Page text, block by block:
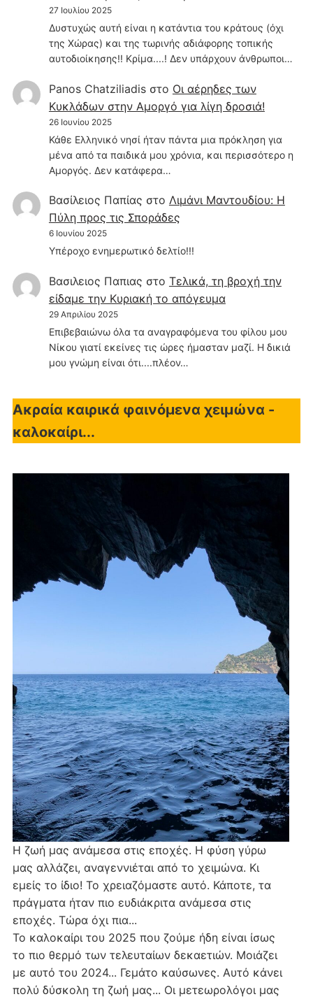
27 Ιουλίου 2025
Δυστυχώς αυτή είναι η κατάντια του κράτους (όχι
της Χώρας) και της τωρινής αδιάφορης τοπικής
αυτοδιοίκησης!! Κρίμα....! Δεν υπάρχουν άνθρωποι…
Panos Chatziliadisστο Οι αέρηδες των
Κυκλάδων στην Αμοργό για λίγη δροσιά!
26 Ιουνίου 2025
Κάθε Ελληνικό νησί ήταν πάντα μια πρόκληση για
μένα από τα παιδικά μου χρόνια, και περισσότερο η
Αμοργός. Δεν κατάφερα…
Βασίλειος Παπίας στο Λιμάνι Μαντουδίου: Η
Πύλη προς τις Σποράδες
6 Ιουνίου 2025
Υπέροχο ενημερωτικό δελτίο!!!
Βασιλειος Παπιας στο Τελικά, τη βροχή την
είδαμε την Κυριακή το απόγευμα
29 Απριλίου 2025
Επιβεβαιώνω όλα τα αναγραφόμενα του φίλου μου
Νίκου γιατί εκείνες τις ώρες ήμασταν μαζί. Η δικιά
μου γνώμη είναι ότι....πλέον…
Ακραία καιρικά φαινόμενα χειμώνα -
καλοκαίρι...
Η ζωή μας ανάμεσα στις εποχές. Η φύση γύρω
μας αλλάζει, αναγεννιέται από το χειμώνα. Κι
εμείς το ίδιο! Το χρειαζόμαστε αυτό. Κάποτε, τα
πράγματα ήταν πιο ευδιάκριτα ανάμεσα στις
εποχές. Τώρα όχι πια...
Το καλοκαίρι του 2025 που ζούμε ήδη είναι ίσως
το πιο θερμό των τελευταίων δεκαετιών. Μοιάζει
με αυτό του 2024... Γεμάτο καύσωνες. Αυτό κάνει
πολύ δύσκολη τη ζωή μας... Οι μετεωρολόγοι μας